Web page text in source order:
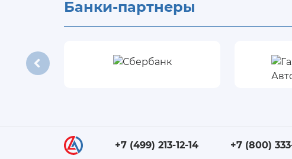
Банки-партнеры
+7 (499) 213-12-14 +7 (800)